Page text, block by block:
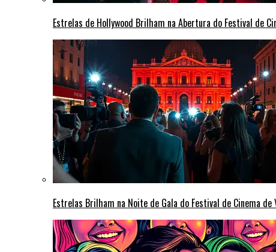
Estrelas de Hollywood Brilham na Abertura do Festival de
Estrelas Brilham na Noite de Gala do Festival de Cinema de